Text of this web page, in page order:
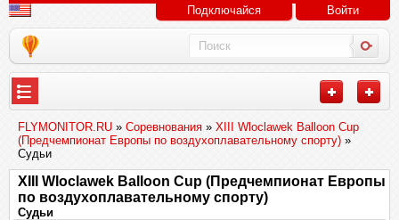
Подключайся Войти
FLYMONITOR.RU » Соревнования » XIII Wloclawek Balloon Cup
(Предчемпионат Европы по воздухоплавательному спорту) »
Судьи
XIII Wloclawek Balloon Cup (Предчемпионат Европы
по воздухоплавательному спорту)
Судьи